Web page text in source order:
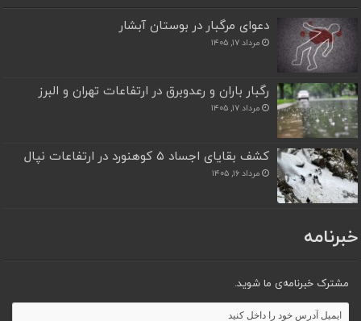
دعوای مرگبار در بوستان آبشار
مرداد ۱۷, ۱۴۰۵
رگبار باران و رعدوبرق در ارتفاعات تهران و البرز
مرداد ۱۷, ۱۴۰۵
کشف بقایای اجساد ۵ کوهنورد در ارتفاعات نپال
مرداد ۱۶, ۱۴۰۵
خبرنامه
مشترک خبرنامه‌ی ما شوید.